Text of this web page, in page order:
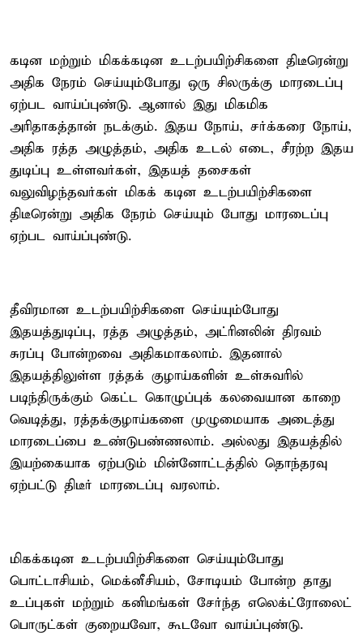
கடின மற்றும் மிகக்கடின உடற்பயிற்சிகளை திடீரென்று
அதிக நேரம் செய்யும்போது ஒரு சிலருக்கு மாரடைப்பு
ஏற்பட வாய்ப்புண்டு. ஆனால் இது மிகமிக
அரிதாகத்தான் நடக்கும். இதய நோய், சர்க்கரை நோய்,
அதிக ரத்த அழுத்தம், அதிக உடல் எடை, சீரற்ற இதய
துடிப்பு உள்ளவர்கள், இதயத் தசைகள்
வலுவிழந்தவர்கள் மிகக் கடின உடற்பயிற்சிகளை
திடீரென்று அதிக நேரம் செய்யும் போது மாரடைப்பு
ஏற்பட வாய்ப்புண்டு.
தீவிரமான உடற்பயிற்சிகளை செய்யும்போது
இதயத்துடிப்பு, ரத்த அழுத்தம், அட்ரினலின் திரவம்
சுரப்பு போன்றவை அதிகமாகலாம். இதனால்
இதயத்திலுள்ள ரத்தக் குழாய்களின் உள்சுவரில்
படிந்திருக்கும் கெட்ட கொழுப்புக் கலவையான காறை
வெடித்து, ரத்தக்குழாய்களை முழுமையாக அடைத்து
மாரடைப்பை உண்டுபண்ணலாம். அல்லது இதயத்தில்
இயற்கையாக ஏற்படும் மின்னோட்டத்தில் தொந்தரவு
ஏற்பட்டு திடீர் மாரடைப்பு வரலாம்.
மிகக்கடின உடற்பயிற்சிகளை செய்யும்போது
பொட்டாசியம், மெக்னீசியம், சோடியம் போன்ற தாது
உப்புகள் மற்றும் கனிமங்கள் சேர்ந்த எலெக்ட்ரோலைட்
பொருட்கள் குறையவோ, கூடவோ வாய்ப்புண்டு.